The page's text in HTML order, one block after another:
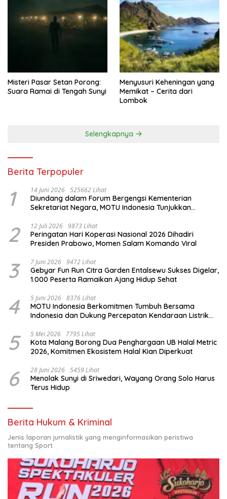
Misteri Pasar Setan Porong:
Suara Ramai di Tengah Sunyi
Menyusuri Keheningan yang
Memikat – Cerita dari
Lombok
Selengkapnya
Berita Terpopuler
1 14 Juni 2026 525662 Lihat
Diundang dalam Forum Bergengsi Kementerian
Sekretariat Negara, MOTU Indonesia Tunjukkan
2 12 Juli 2026 9873 Lihat
Peringatan Hari Koperasi Nasional 2026 Dihadiri
Presiden Prabowo, Momen Salam Komando Viral
3 7 Juni 2026 9472 Lihat
Gebyar Fun Run Citra Garden Entalsewu Sukses Digelar,
1.000 Peserta Ramaikan Ajang Hidup Sehat
4 5 Juni 2026 8376 Lihat
MOTU Indonesia Berkomitmen Tumbuh Bersama
Indonesia dan Dukung Percepatan Kendaraan Listrik
5 5 Mei 2026 7795 Lihat
Kota Malang Borong Dua Penghargaan UB Halal Metric
2026, Komitmen Ekosistem Halal Kian Diperkuat
6 28 Juni 2026 5459 Lihat
Menolak Sunyi di Sriwedari, Wayang Orang Solo Harus
Terus Hidup
Berita Hukum & Kriminal
Jenis laporan jurnalistik yang menginformasikan peristiwa
tentang Sport